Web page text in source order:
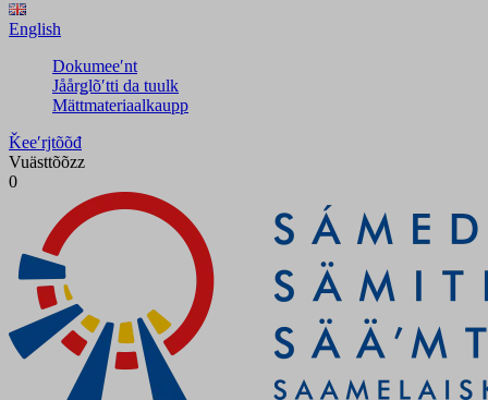
English
Dokumeeʹnt
Jåårǥlõʹtti da tuulk
Mättmateriaalkaupp
Ǩeeʹrjtõõđ
Vuästtõõzz
0